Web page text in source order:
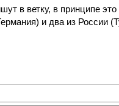
в ветку, в принципе
и два из России